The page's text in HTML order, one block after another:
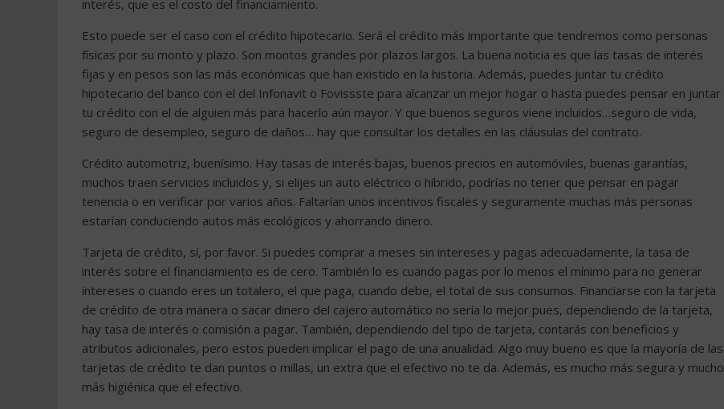
interés, que es el costo del financiamiento.
Esto puede ser el caso con el crédito hipotecario. Será el crédito más importante que tendremos como personas
físicas por su monto y plazo. Son montos grandes por plazos largos. La buena noticia es que las tasas de interés
fijas y en pesos son las más económicas que han existido en la historia. Además, puedes juntar tu crédito
hipotecario del banco con el del Infonavit o Fovissste para alcanzar un mejor hogar o hasta puedes pensar en juntar
tu crédito con el de alguien más para hacerlo aún mayor. Y que buenos seguros viene incluidos…seguro de vida,
seguro de desempleo, seguro de daños… hay que consultar los detalles en las cláusulas del contrato.
Crédito automotriz, buenísimo. Hay tasas de interés bajas, buenos precios en automóviles, buenas garantías,
muchos traen servicios incluidos y, si elijes un auto eléctrico o híbrido, podrías no tener que pensar en pagar
tenencia o en verificar por varios años. Faltarían unos incentivos fiscales y seguramente muchas más personas
estarían conduciendo autos más ecológicos y ahorrando dinero.
Tarjeta de crédito, sí, por favor. Si puedes comprar a meses sin intereses y pagas adecuadamente, la tasa de
interés sobre el financiamiento es de cero. También lo es cuando pagas por lo menos el mínimo para no generar
intereses o cuando eres un totalero, el que paga, cuando debe, el total de sus consumos. Financiarse con la tarjeta
de crédito de otra manera o sacar dinero del cajero automático no sería lo mejor pues, dependiendo de la tarjeta,
hay tasa de interés o comisión a pagar. También, dependiendo del tipo de tarjeta, contarás con beneficios y
atributos adicionales, pero estos pueden implicar el pago de una anualidad. Algo muy bueno es que la mayoría de las
tarjetas de crédito te dan puntos o millas, un extra que el efectivo no te da. Además, es mucho más segura y mucho
más higiénica que el efectivo.